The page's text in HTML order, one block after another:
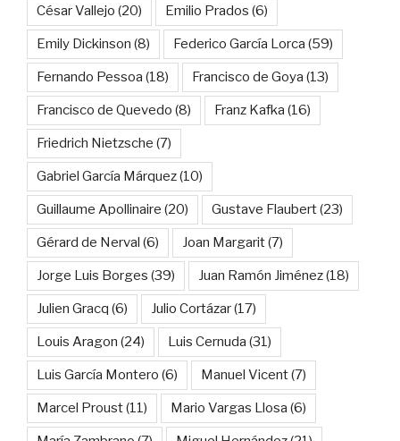
César Vallejo (20) Emilio Prados (6)
Emily Dickinson (8) Federico García Lorca (59)
Fernando Pessoa (18) Francisco de Goya (13)
Francisco de Quevedo (8) Franz Kafka (16)
Friedrich Nietzsche (7)
Gabriel García Márquez(10)
Guillaume Apollinaire (20) Gustave Flaubert(23)
Gérard de Nerval (6) Joan Margarit(7)
Jorge Luis Borges (39) Juan Ramón Jiménez(18)
Julien Gracq (6) Julio Cortázar(17)
Louis Aragon (24) Luis Cernuda (31)
Luis García Montero (6) Manuel Vicent(7)
Marcel Proust(11) Mario Vargas Llosa (6)